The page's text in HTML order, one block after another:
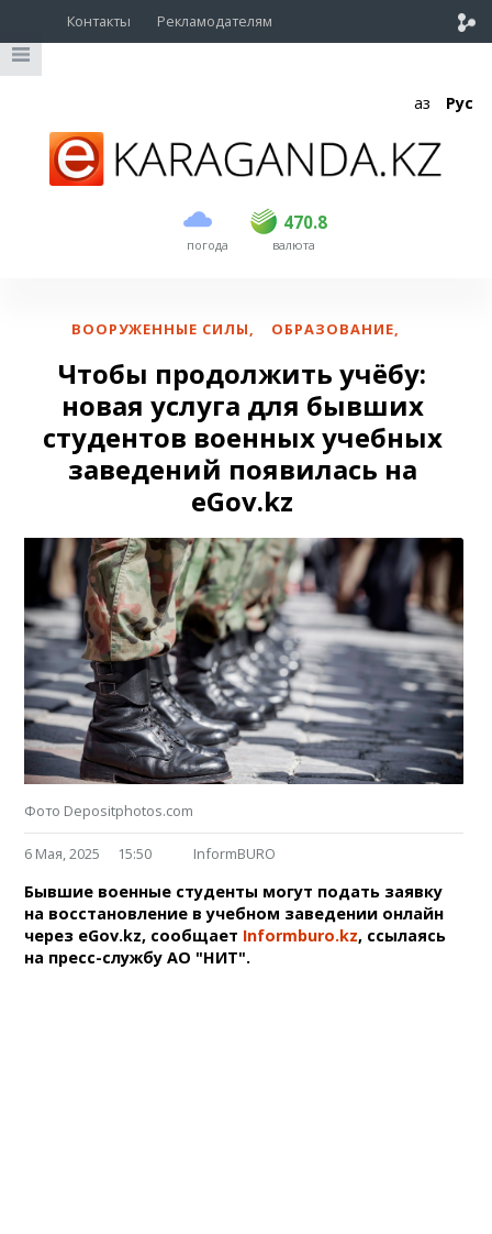
Контакты Рекламодателям
Қаз Рус
погода
470.8
USD 468.5 470.8
EUR валюта
ВООРУЖЕННЫЕ СИЛЫ, ОБРАЗОВАНИЕ,
Чтобы продолжить учёбу:
новая услуга для бывших
студентов военных учебных
заведений появилась на
eGov.kz
Фото Depositphotos.com
6 Мая, 2025 15:50 InformBURO
Бывшие военные студенты могут подать заявку
на восстановление в учебном заведении онлайн
через eGov.kz, сообщает Informburo.kz, ссылаясь
на пресс-службу АО "НИТ".